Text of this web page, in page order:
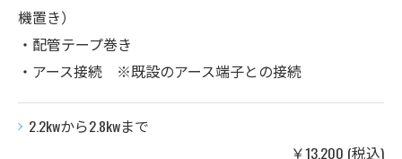
機置き）
・配管テープ巻き
・アース接続 ※既設のアース端子との接続
2.2kwから2.8kwまで
￥13,200 (税込)